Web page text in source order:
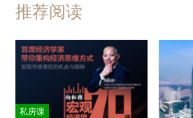
推荐阅读
私房课